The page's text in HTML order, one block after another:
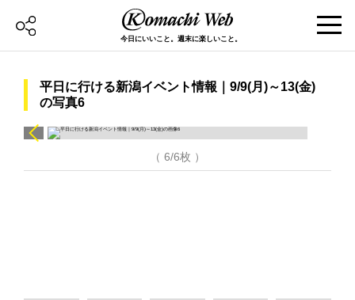
今日にいいこと。週末に楽しいこと。
平日に行ける新潟イベント情報｜9/9(月)～13(金)
の写真6
（ 6/6枚 ）